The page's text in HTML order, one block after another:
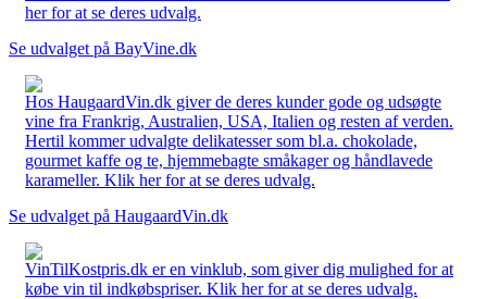
her for at se deres udvalg.
Se udvalget på BayVine.dk
Hos HaugaardVin.dk giver de deres kunder gode og udsøgte
vine fra Frankrig, Australien, USA, Italien og resten af verden.
Hertil kommer udvalgte delikatesser som bl.a. chokolade,
gourmet kaffe og te, hjemmebagte småkager og håndlavede
karameller. Klik her for at se deres udvalg.
Se udvalget på HaugaardVin.dk
VinTilKostpris.dk er en vinklub, som giver dig mulighed for at
købe vin til indkøbspriser. Klik her for at se deres udvalg.